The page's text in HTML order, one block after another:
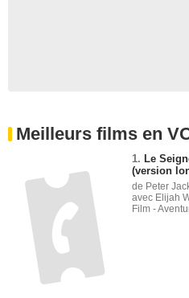
Meilleurs films en
1. Le
(version
de Peter
avec Elijah
Film -